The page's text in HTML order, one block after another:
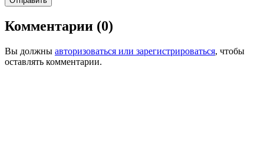
Комментарии (0)
Вы должны авторизоваться или зарегистрироваться, чтобы
оставлять комментарии.